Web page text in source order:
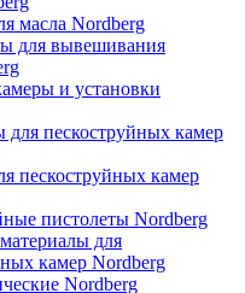
масла Nordberg
для вывешивания
и установки
для пескоструйных камер
пескоструйных камер
пистолеты Nordberg
для
камер Nordberg
Nordberg